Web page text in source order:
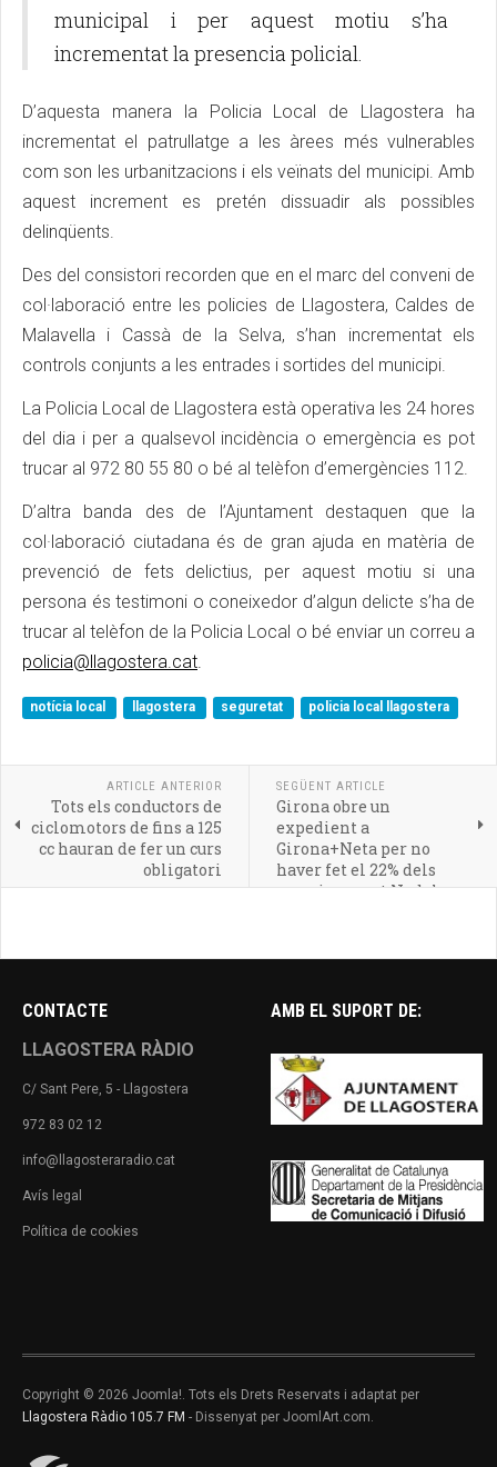
municipal i per aquest motiu s’ha
incrementat la presencia policial.
D’aquesta manera la Policia Local de Llagostera ha
incrementat el patrullatge a les àrees més vulnerables
com son les urbanitzacions i els veïnats del municipi. Amb
aquest increment es pretén dissuadir als possibles
delinqüents.
Des del consistori recorden que en el marc del conveni de
col·laboració entre les policies de Llagostera, Caldes de
Malavella i Cassà de la Selva, s’han incrementat els
controls conjunts a les entrades i sortides del municipi.
La Policia Local de Llagostera està operativa les 24 hores
del dia i per a qualsevol incidència o emergència es pot
trucar al 972 80 55 80 o bé al telèfon d’emergències 112.
D’altra banda des de l’Ajuntament destaquen que la
col·laboració ciutadana és de gran ajuda en matèria de
prevenció de fets delictius, per aquest motiu si una
persona és testimoni o coneixedor d’algun delicte s’ha de
trucar al telèfon de la Policia Local o bé enviar un correu a
policia@llagostera.cat.
notícia local llagostera seguretat policia local llagostera
ARTICLE ANTERIOR
Tots els conductors de
ciclomotors de fins a 125
cc hauran de fer un curs
obligatori
SEGÜENT ARTICLE
Girona obre un
expedient a
Girona+Neta per no
haver fet el 22% dels
serveis aquest Nadal
CONTACTE
LLAGOSTERA RÀDIO
C/ Sant Pere, 5 - Llagostera
972 83 02 12
info@llagosteraradio.cat
Avís legal
Política de cookies
AMB EL SUPORT DE:
Copyright © 2026 Joomla!. Tots els Drets Reservats i adaptat per
Llagostera Ràdio 105.7 FM - Dissenyat per JoomlArt.com.